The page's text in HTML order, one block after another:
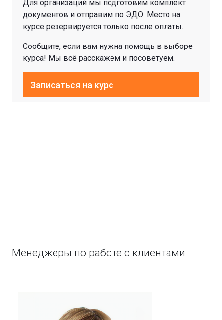
Для организаций мы подготовим комплект
документов и отправим по ЭДО. Место на
курсе резервируется только после оплаты.
Сообщите, если вам нужна помощь в выборе
курса! Мы всё расскажем и посоветуем.
Записаться на курс
Менеджеры по работе с клиентами